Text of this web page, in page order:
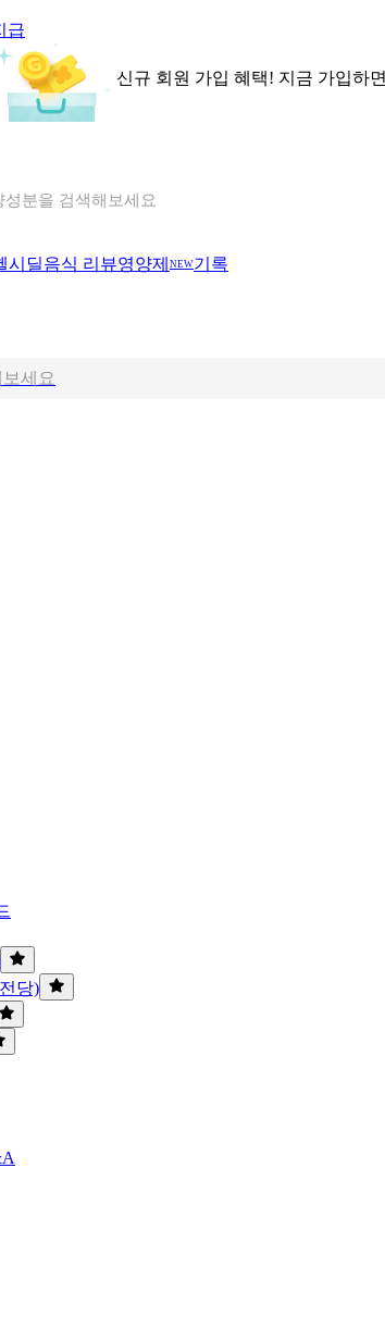
급
신규 회원 가입 혜택! 지금 가입하면
성분을 검색해보세요
리뷰를 찾아보세요
시딜음식 리뷰영양제 NEW기록
세요
세요
당)